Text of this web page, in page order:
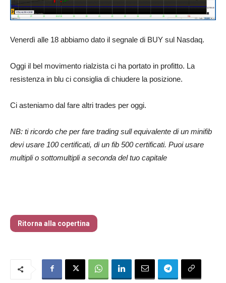
Venerdì alle 18 abbiamo dato il segnale di BUY sul Nasdaq.
Oggi il bel movimento rialzista ci ha portato in profitto. La
resistenza in blu ci consiglia di chiudere la posizione.
Ci asteniamo dal fare altri trades per oggi.
NB: ti ricordo che per fare trading sull equivalente di un minifib
devi usare 100 certificati, di un fib 500 certificati. Puoi usare
multipli o sottomultipli a seconda del tuo capitale
Ritorna alla copertina